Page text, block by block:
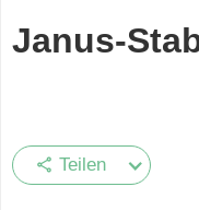
Janus-
share Teilen